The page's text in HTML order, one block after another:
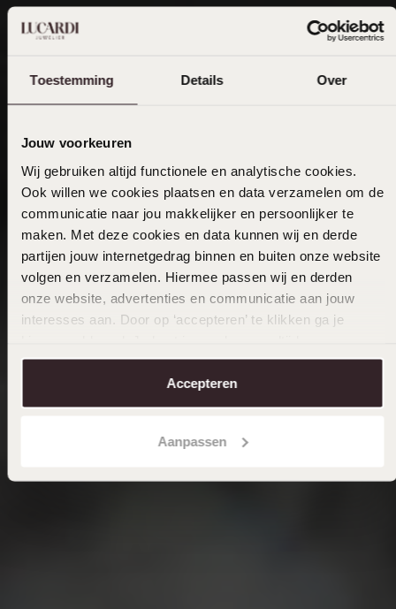
Toestemming Details Over
Jouw voorkeuren
Wij gebruiken altijd functionele en analytische cookies.
Ook willen we cookies plaatsen en data verzamelen om de
communicatie naar jou makkelijker en persoonlijker te
maken. Met deze cookies en data kunnen wij en derde
partijen jouw internetgedrag binnen en buiten onze website
volgen en verzamelen. Hiermee passen wij en derden
onze website, advertenties en communicatie aan jouw
interesses aan. Door op ‘accepteren’ te klikken ga je
aanpassen. Lees er meer over in onscookiebeleid.
Accepteren
Aanpassen